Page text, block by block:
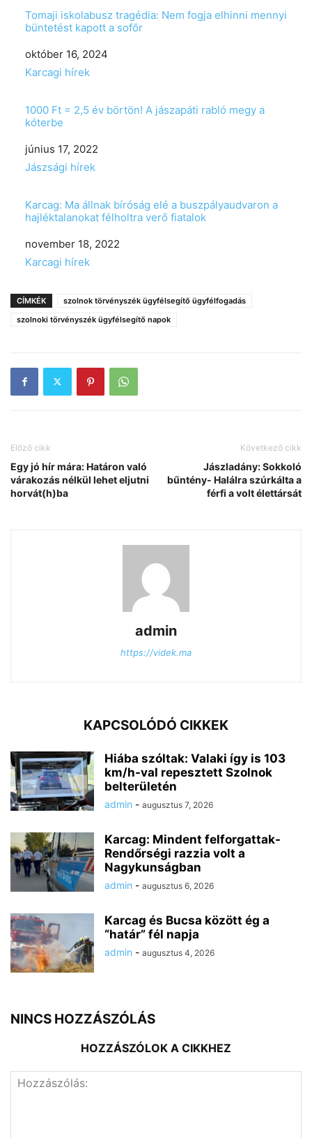
Tomaji iskolabusz tragédia: Nem fogja elhinni mennyi
büntetést kapott a sofőr
Date
október 16, 2024
In relation to
Karcagi hírek
1000 Ft = 2,5 év börtön! A jászapáti rabló megy a
kóterbe
Date
június 17, 2022
In relation to
Jászsági hírek
Karcag: Ma állnak bíróság elé a buszpályaudvaron a
hajléktalanokat félholtra verő fiatalok
Date
november 18, 2022
In relation to
Karcagi hírek
CÍMKÉK
szolnok törvényszék ügyfélsegítő ügyfélfogadás
szolnoki törvényszék ügyfélsegítő napok
Előző cikk
Egy jó hír mára: Határon való
várakozás nélkül lehet eljutni
horvát(h)ba
Következő cikk
Jászladány: Sokkoló
bűntény- Halálra szúrkálta a
férfi a volt élettársát
admin
https://videk.ma
KAPCSOLÓDÓ CIKKEK
Hiába szóltak: Valaki így is 103
km/h-val repesztett Szolnok
belterületén
admin - augusztus 7, 2026
Karcag: Mindent felforgattak-
Rendőrségi razzia volt a
Nagykunságban
admin - augusztus 6, 2026
Karcag és Bucsa között ég a
“határ” fél napja
admin - augusztus 4, 2026
NINCS HOZZÁSZÓLÁS
HOZZÁSZÓLOK A CIKKHEZ